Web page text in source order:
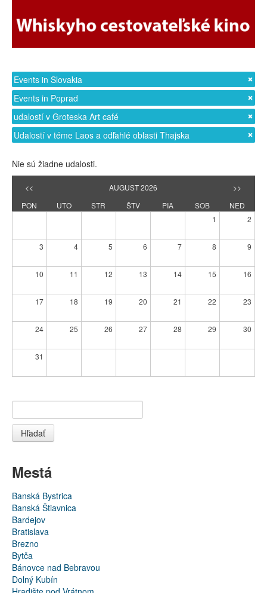
Events in Slovakia
Events in Poprad
udalostí v Groteska Art café
Udalostí v téme Laos a odľahlé oblasti Thajska
Nie sú žiadne udalosti.
<< AUGUST 2026
>>
PON
UTO STR ŠTV PIA SOB
NED
1
2
3 4 5 6 7 8 9
10 11 12 13 14 15 16
17 18 19 20 21 22 23
24 25 26 27 28 29 30
31
Hľadať
Mestá
Banská Bystrica
Banská Štiavnica
Bardejov
Bratislava
Brezno
Bytča
Bánovce nad Bebravou
Dolný Kubín